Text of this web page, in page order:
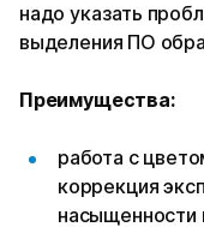
надо указать
выделения ПО
Преимущества:
работа с
коррекция
насыщенности